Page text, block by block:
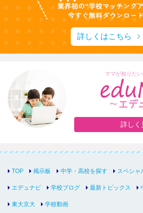
詳しくはこちら
ママが知りた
詳しく
TOP 掲示板 中学・高校を探す スペシャ
エデュナビ 学校ブログ 最新トピックス
東大京大 学校動画